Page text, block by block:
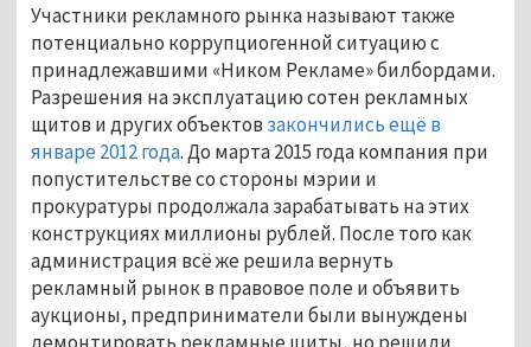
Участники рекламного рынка называют также
потенциально коррупциогенной ситуацию с
принадлежавшими «Ником Рекламе» билбордами.
Разрешения на эксплуатацию сотен рекламных
щитов и других объектов закончились ещё в
январе 2012 года. До марта 2015 года компания при
попустительстве со стороны мэрии и
прокуратуры продолжала зарабатывать на этих
конструкциях миллионы рублей. После того как
администрация всё же решила вернуть
рекламный рынок в правовое поле и объявить
аукционы, предприниматели были вынуждены